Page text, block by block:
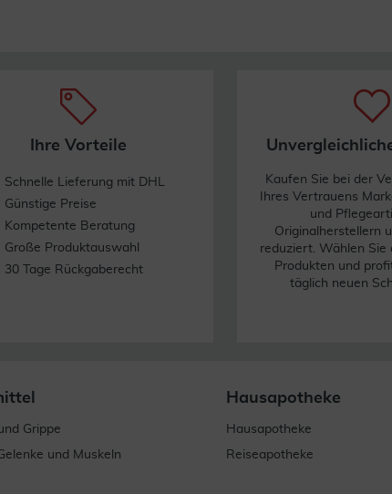
Ihre Vorteile
Schnelle Lieferung mit DHL
Günstige Preise
Kompetente Beratung
Große Produktauswahl
30 Tage Rückgaberecht
Kaufen Sie bei der
Ihres Vertrauens
und
Originalherstellern
reduziert. Wählen Sie
Produkten und
täglich neuen
Grippe
und Muskeln
Hausapotheke
Hausapotheke
Reiseapotheke